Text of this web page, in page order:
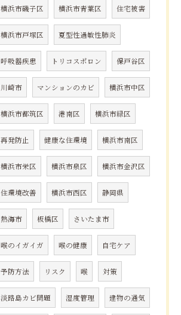
横浜市磯子区 横浜市青葉区 住宅被害
横浜市戸塚区 夏型性過敏性肺炎
呼吸器疾患 トリコスポロン 保戸谷区
川崎市 マンションのカビ 横浜市中区
横浜市都筑区 港南区 横浜市緑区
再発防止 健康な住環境 横浜市南区
横浜市栄区 横浜市泉区 横浜市金沢区
住環境改善 横浜市西区 静岡県
熱海市 板橋区 さいたま市
喉のイガイガ 喉の健康 自宅ケア
予防方法 リスク 喉 対策
淡路島カビ問題 湿度管理 建物の通気